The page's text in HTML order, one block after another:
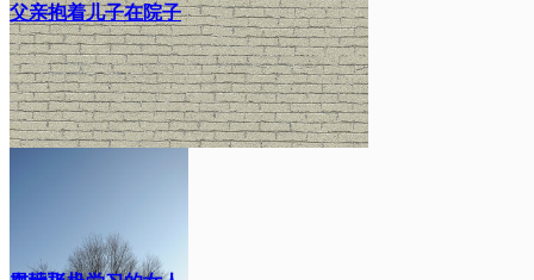
景下
父亲抱着儿子在院子